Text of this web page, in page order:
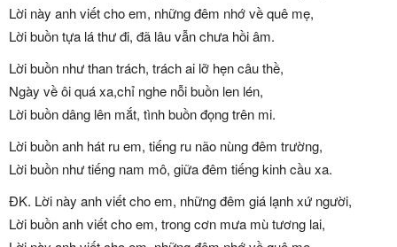
Lời này anh viết cho em, những đêm nhớ về quê mẹ,
Lời buồn tựa lá thư đi, đã lâu vẫn chưa hồi âm.
Lời buồn như than trách, trách ai lỡ hẹn câu thề,
Ngày về ôi quá xa,chỉ nghe nỗi buồn len lén,
Lời buồn dâng lên mắt, tình buồn đọng trên mi.
Lời buồn anh hát ru em, tiếng ru não nùng đêm trường,
Lời buồn như tiếng nam mô, giữa đêm tiếng kinh cầu xa.
ĐK. Lời này anh viết cho em, những đêm giá lạnh xứ người,
Lời buồn anh viết cho em, trong cơn mưa mù tương lai,